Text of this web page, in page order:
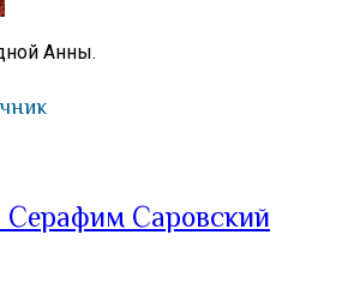
Анны.
Саровский